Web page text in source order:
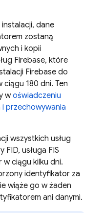
dane
zostaną
i kopii
Firebase, które
Firebase do
180 dni. Ten
woświadczeniu
przechowywania
wszystkich usług
usługa FIS
ciągu kilku dni.
identyfikator za
wiąże go w żaden
ani danymi.